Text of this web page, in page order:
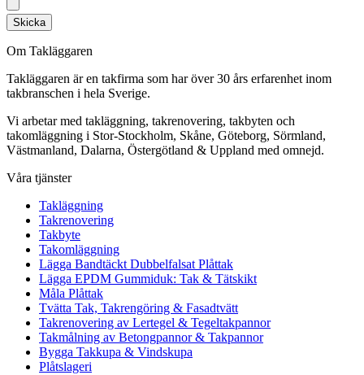
Skicka
Om Takläggaren
Takläggaren är en takfirma som har över 30 års erfarenhet inom
takbranschen i hela Sverige.
Vi arbetar med takläggning, takrenovering, takbyten och
takomläggning i Stor-Stockholm, Skåne, Göteborg, Sörmland,
Västmanland, Dalarna, Östergötland & Uppland med omnejd.
Våra tjänster
Takläggning
Takrenovering
Takbyte
Takomläggning
Lägga Bandtäckt Dubbelfalsat Plåttak
Lägga EPDM Gummiduk: Tak & Tätskikt
Måla Plåttak
Tvätta Tak, Takrengöring & Fasadtvätt
Takrenovering av Lertegel & Tegeltakpannor
Takmålning av Betongpannor & Takpannor
Bygga Takkupa & Vindskupa
Plåtslageri